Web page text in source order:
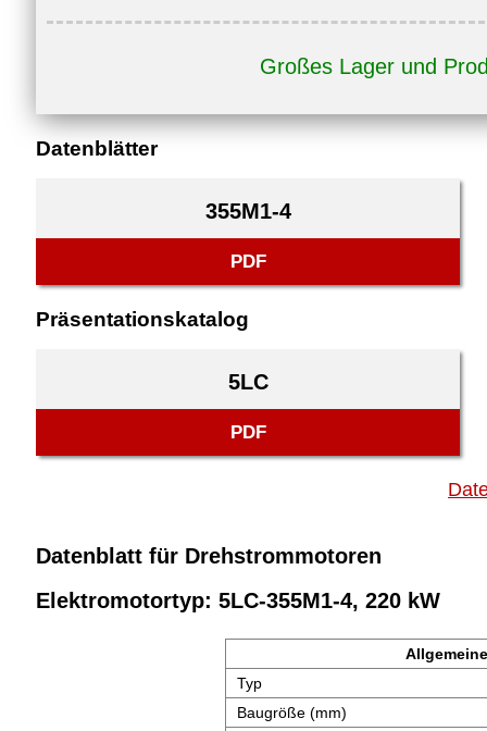
Großes Lager und
Datenblätter
355M1-4
PDF
Präsentationskatalog
5LC
PDF
Datenblatt für Drehstrommotoren
Elektromotortyp: 5LC-355M1-4, 220 kW
Typ
Baugröße (mm)